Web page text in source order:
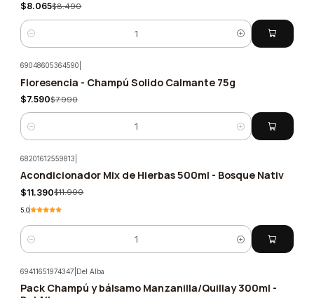
$8.065$8.490
Cantidad
-5%
69048605364590
Floresencia - Champú Solido Calmante 75g
$7.590$7.990
Cantidad
-5%
68201612559813
Acondicionador Mix de Hierbas 500ml - Bosque Nativ
$11.390$11.990
5.0
Cantidad
-5%
69411651974347 Del Alba
Pack Champú y bálsamo Manzanilla/Quillay 300ml -